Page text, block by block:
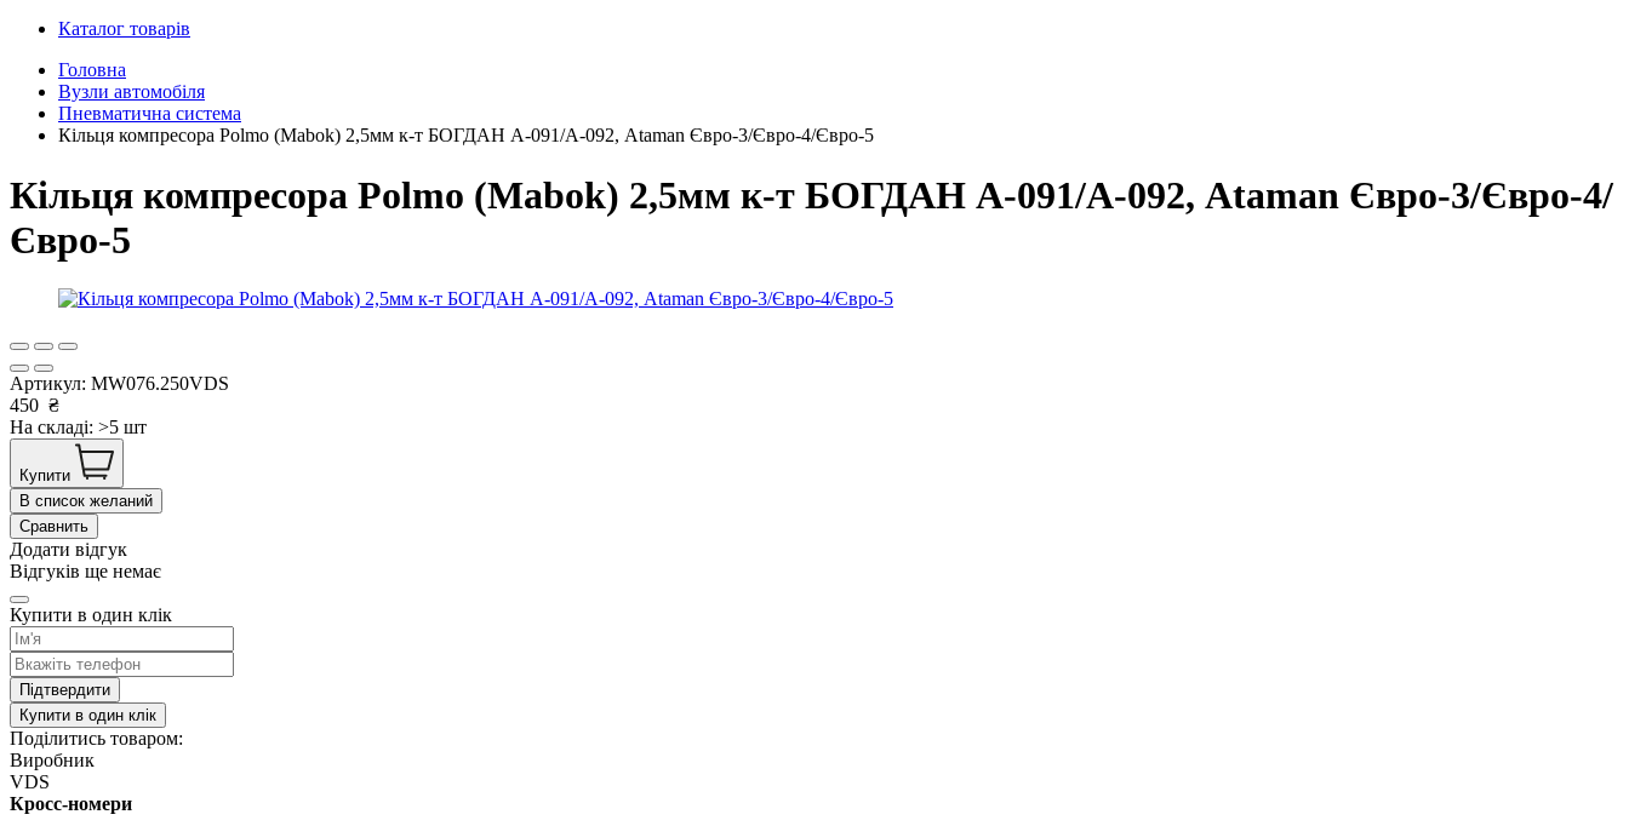
Каталог товарів
Головна
Вузли автомобіля
Пневматична система
Кільця компресора Polmo (Mabok) 2,5мм к-т БОГДАН А-091/А-092, Ataman Євро-3/Євро-4/Євро-5
Кільця компресора Polmo (Mabok) 2,5мм к-т БОГДАН А-091/А-092, Ataman Євро-3/Євро-4/
Євро-5
Артикул: MW076.250VDS
450 ₴
На складі: >5 шт
Купити
В список желаний
Сравнить
Додати відгук
Відгуків ще немає
Купити в один клік
Підтвердити
Купити в один клік
Поділитись товаром:
Виробник
VDS
Кросс-номери